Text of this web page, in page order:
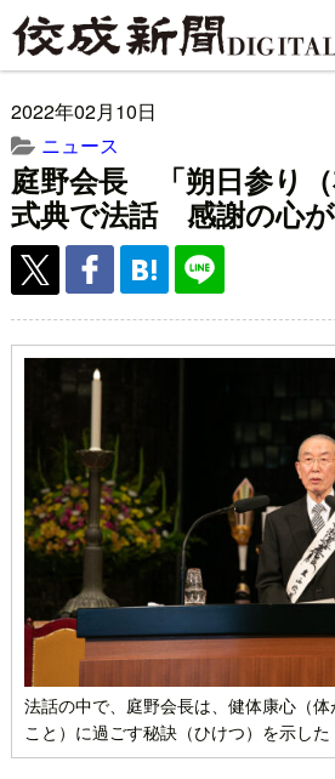
2022年02月10日
ニュース
庭野会長 「朔日参り（
式典で法話 感謝の心
法話の中で、庭野会長は、健体康心（
こと）に過ごす秘訣（ひけつ）を示した